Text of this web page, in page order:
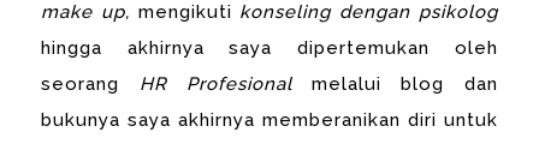
make up, mengikuti konseling dengan psikolog
hingga akhirnya saya dipertemukan oleh
seorang HR Profesionalmelalui blog dan
bukunya saya akhirnya memberanikan diri untuk